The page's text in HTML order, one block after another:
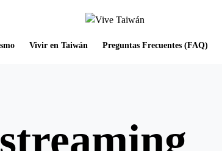
Vivir en Taiwán Preguntas Frecuentes (FAQ)